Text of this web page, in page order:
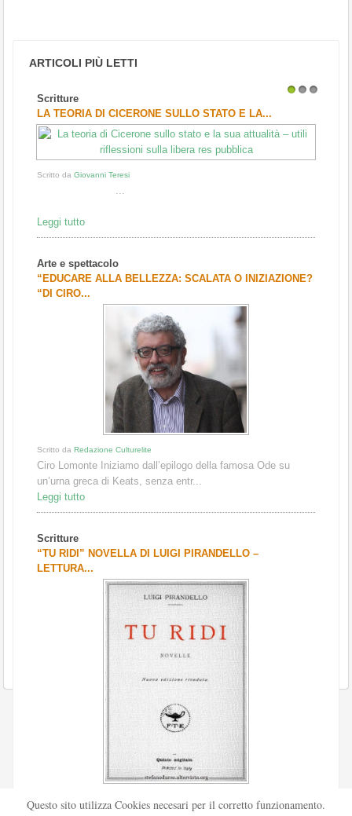
ARTICOLI PIÙ LETTI
Scritture
LA TEORIA DI CICERONE SULLO STATO E LA...
Scritto da Giovanni Teresi
...
Leggi tutto
Arte e spettacolo
“EDUCARE ALLA BELLEZZA: SCALATA O INIZIAZIONE?
“DI CIRO...
Scritto da Redazione Culturelite
Ciro Lomonte Iniziamo dall’epilogo della famosa Ode su
un’urna greca di Keats, senza entr...
Leggi tutto
Scritture
“TU RIDI” NOVELLA DI LUIGI PIRANDELLO –
LETTURA...
Questo sito utilizza Cookies necesari per il corretto funzionamento.